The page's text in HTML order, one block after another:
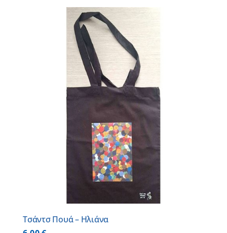
Τσάντσ Πουά – Ηλιάνα